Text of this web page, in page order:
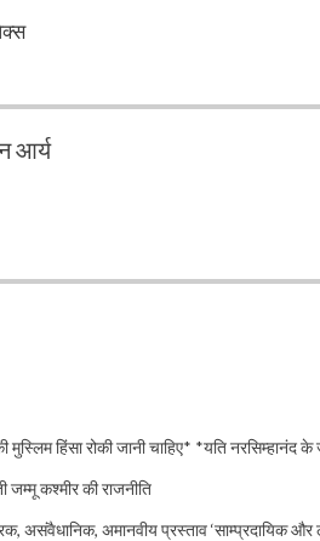
आर्य
हिंसा रोकी जानी चाहिए* *यति नरसिम्हानंद
जम्मू कश्मीर की राजनीति
असंवैधानिक, अमानवीय प्रस्ताव ‘साम्प्रदायिक और